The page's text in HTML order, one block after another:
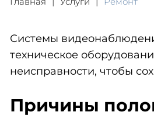
Системы
техническое
неисправности, чтобы
Причины